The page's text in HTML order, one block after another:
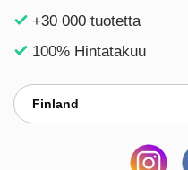
+30 000 tuotetta
100% Hintatakuu
Finland